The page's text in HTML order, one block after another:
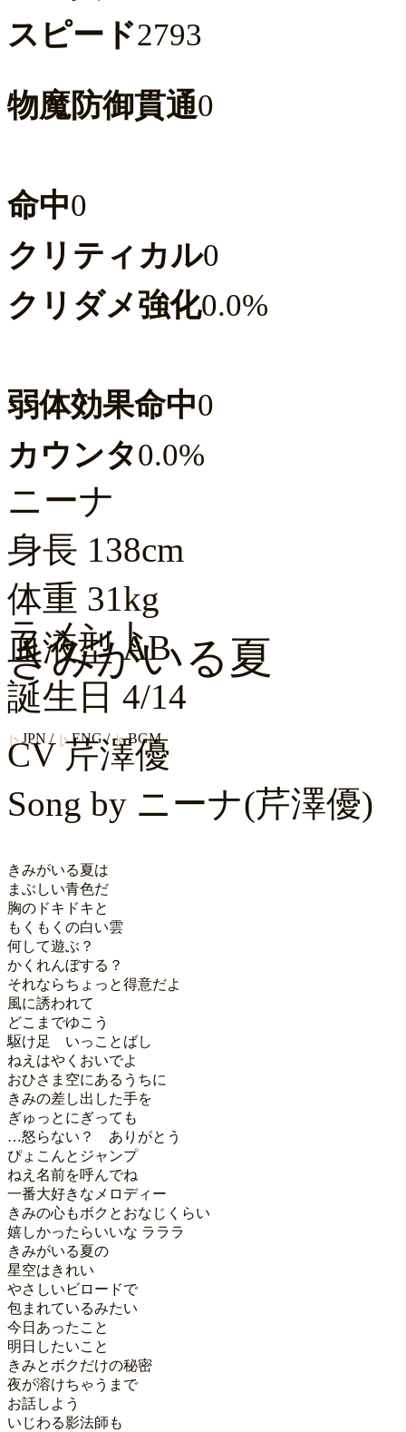
スピード2793
物魔防御貫通0
命中0
クリティカル0
クリダメ強化0.0%
弱体効果命中0
カウンタ0.0%
ニーナ
身長 138cm
体重 31kg
血液型 AB
誕生日 4/14
ラメント
きみがいる夏
JPN / ENG/ BGM
CV 芹澤優
Song by ニーナ(芹澤優)
きみがいる夏は
まぶしい青色だ
胸のドキドキと
もくもくの白い雲
何して遊ぶ？
かくれんぼする？
それならちょっと得意だよ
風に誘われて
どこまでゆこう
駆け足　いっことばし
ねえはやくおいでよ
おひさま空にあるうちに
きみの差し出した手を
ぎゅっとにぎっても
…怒らない？　ありがとう
ぴょこんとジャンプ
ねえ名前を呼んでね
一番大好きなメロディー
きみの心もボクとおなじくらい
嬉しかったらいいな ラララ
きみがいる夏の
星空はきれい
やさしいビロードで
包まれているみたい
今日あったこと
明日したいこと
きみとボクだけの秘密
夜が溶けちゃうまで
お話しよう
いじわる影法師も